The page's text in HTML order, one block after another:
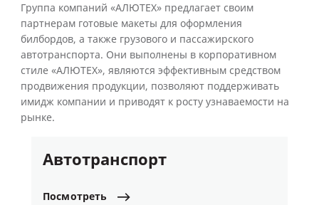
Группа компаний «АЛЮТЕХ» предлагает своим
партнерам готовые макеты для оформления
билбордов, а также грузового и пассажирского
автотранспорта. Они выполнены в корпоративном
стиле «АЛЮТЕХ», являются эффективным средством
продвижения продукции, позволяют поддерживать
имидж компании и приводят к росту узнаваемости на
рынке.
Автотранспорт
Посмотреть